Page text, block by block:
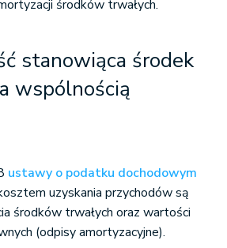
środków trwałych.
stanowiąca środek
wspólnością
ustawy o podatku dochodowym
uzyskania przychodów są
środków trwałych oraz wartości
(odpisy amortyzacyjne).